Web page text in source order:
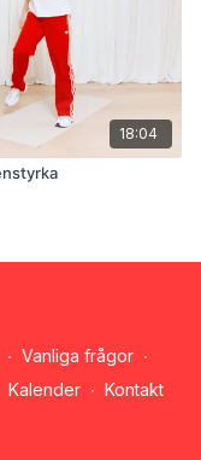
18:04
∙ Vanliga frågor ∙
Kalender ∙ Kontakt